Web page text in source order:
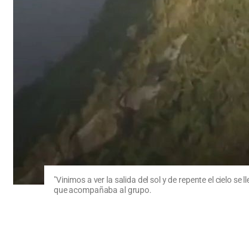
"Vinimos a ver la salida del sol y de repente el cielo
que acompañaba al grupo.